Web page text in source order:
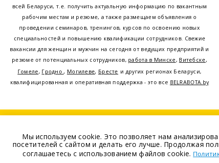
всей Беларуси, т.е. получить актуальную информацию по вакантным
рабочим местам и резюме, а также размещаем объявления о
проведении семинаров, тренингов, курсов по освоению новых
специальностей и повышению квалификации сотрудников. Свежие
вакансии для женщин и мужчин на сегодня от ведущих предприятий и
резюме от потенциальных сотрудников, работа в Минске, Витебске,
Гомеле, Гродно, Могилеве, Бресте и других регионах Беларуси,
квалифицированная и оперативная поддержка - это все BELRABOTA.by
Belrabota.by
Пользовательское
Мы используем cookie. Это позволяет нам
посетителей с сайтом и делать его лучше. Продолжая
соглашаетесь с использованием файлов cookie.